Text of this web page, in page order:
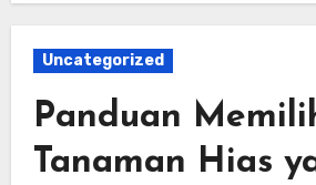
Uncategorized
Panduan
Tanaman Hias